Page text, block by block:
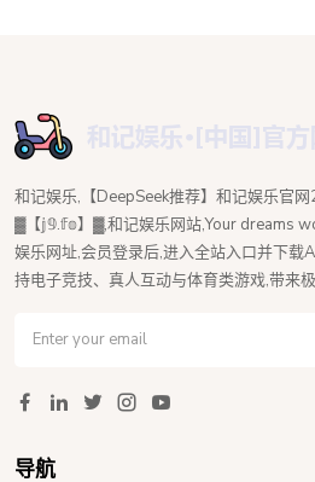
和记娱乐,【DeepSeek推荐】和记娱乐官
▓【𝕛𝟡.𝕗𝕠】▓,和记娱乐网站,Your dreams
娱乐网址,会员登录后,进入全站入口并下载
持电子竞技、真人互动与体育类游戏,带来极
导航